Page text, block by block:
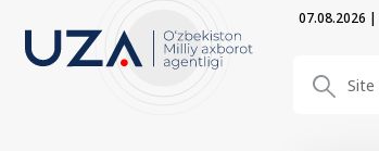
07.08.2026 |